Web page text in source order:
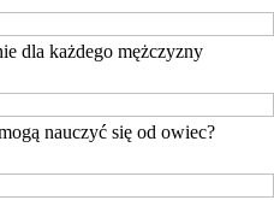
dla każdego mężczyzny
nauczyć się od owiec?